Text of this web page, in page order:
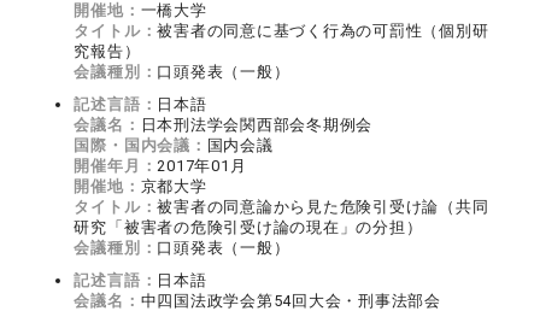
開催地： 一橋大学
タイトル：被害者の同意に基づく行為の可罰性（個別研
究報告）
会議種別： 口頭発表（一般）
記述言語： 日本語
会議名： 日本刑法学会関西部会冬期例会
国際・国内会議： 国内会議
開催年月：2017年01月
開催地： 京都大学
タイトル：被害者の同意論から見た危険引受け論（共同
研究「被害者の危険引受け論の現在」の分担）
会議種別： 口頭発表（一般）
記述言語： 日本語
会議名： 中四国法政学会第54回大会・刑事法部会